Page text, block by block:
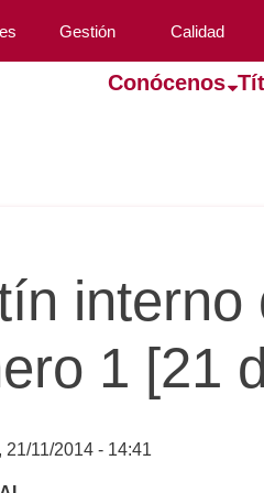
Gestión Calidad
Conócenos
interno
1 [21
21/11/2014 - 14:41